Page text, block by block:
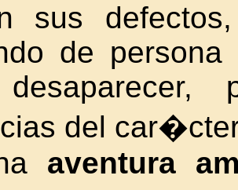
sus
de
del
aventura